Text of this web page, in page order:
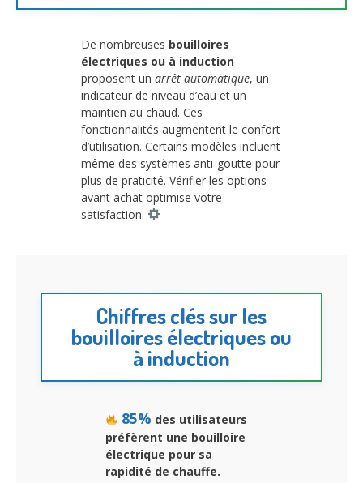
De nombreuses bouilloires
électriques ou à induction
proposent un arrêt automatique, un
indicateur de niveau d’eau et un
maintien au chaud. Ces
fonctionnalités augmentent le confort
d’utilisation. Certains modèles incluent
même des systèmes anti-goutte pour
plus de praticité. Vérifier les options
avant achat optimise votre
satisfaction.
Chiffres clés sur les
bouilloires électriques ou
à induction
85% des utilisateurs
préfèrent une bouilloire
électrique pour sa
rapidité de chauffe.